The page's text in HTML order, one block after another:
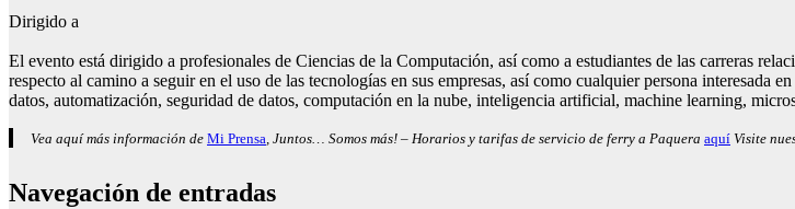
Dirigido a
El evento está dirigido a profesionales de Ciencias de la Computación, así como a estudiantes de las carreras
respecto al camino a seguir en el uso de las tecnologías en sus empresas, así como cualquier persona interesada
datos, automatización, seguridad de datos, computación en la nube, inteligencia artificial, machine learning,
Vea aquí más información de Mi Prensa, Juntos… Somos más! – Horarios y tarifas de servicio de ferry a Paquera aquí Visite
Navegación de entradas